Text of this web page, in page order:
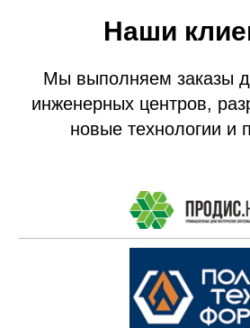
Наши
Мы выполняем заказы
инженерных центров,
новые технологии и